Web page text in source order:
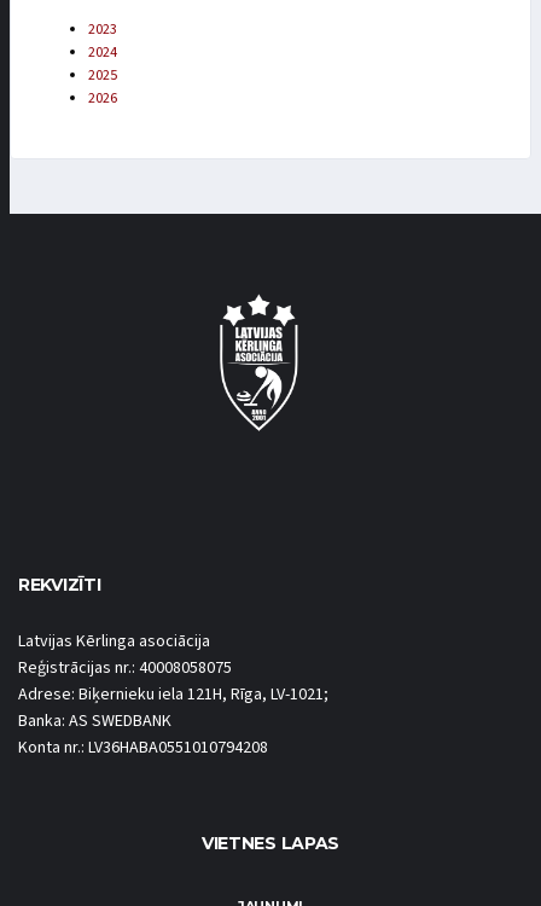
2023
2024
2025
2026
REKVIZĪTI
Latvijas Kērlinga asociācija
Reģistrācijas nr.: 40008058075
Adrese: Biķernieku iela 121H, Rīga, LV-1021;
Banka: AS SWEDBANK
Konta nr.: LV36HABA0551010794208
VIETNES LAPAS